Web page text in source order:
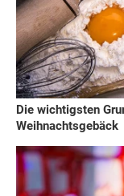
Die wichtigsten
Weihnachtsgebäck